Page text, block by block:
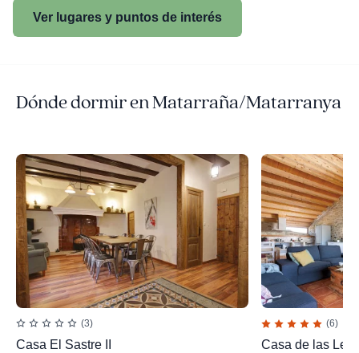
Ver lugares y puntos de interés
Dónde dormir en Matarraña/Matarranya
(3)
Casa El Sastre II
(6)
Casa de las